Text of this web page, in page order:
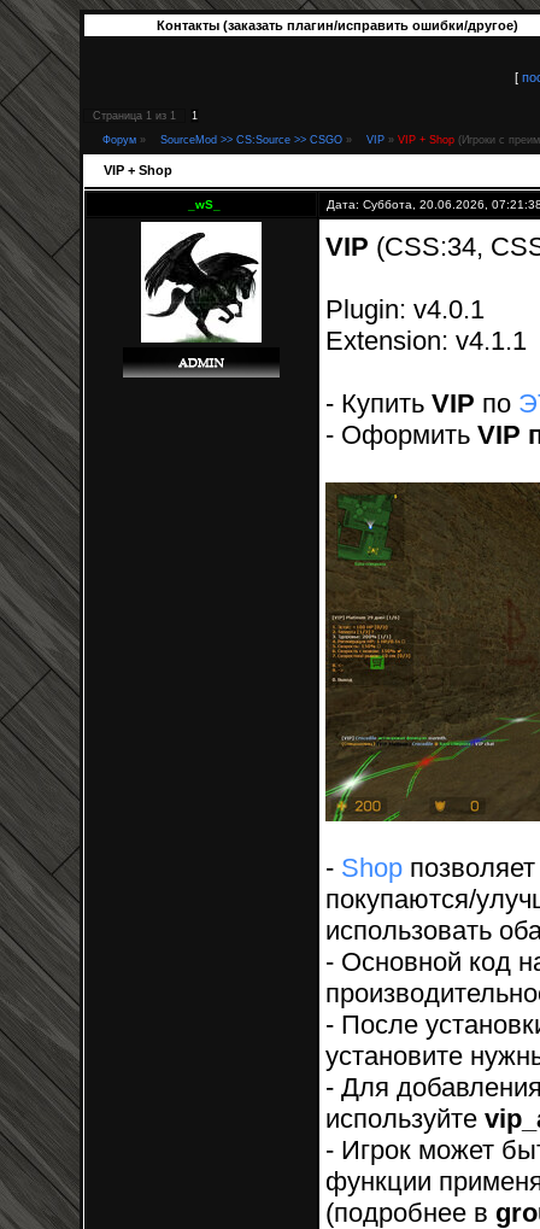
Контакты (заказать плагин/исправить ошибки/другое)
[
Страница 1 из 1
1
Форум » SourceMod >> CS:Source >> CSGO » VIP » VIP + Shop (Игроки с
VIP + Shop
_wS_ Дата: Суббота, 20.06.2026,
VIP (CSS:34,
Plugin: v4.0.1
Extension: v4.1.1
- Купить VIP по
- Оформить VIP
- Shop
покупаются/
использовать
- Основной код
- После
установите
- Для
используйте
- Игрок может
функции
(подробнее в